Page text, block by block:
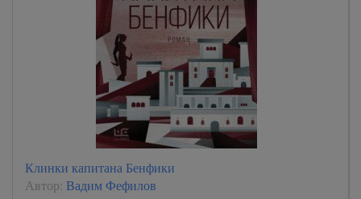
Клинки капитана Бенфики
Автор: Вадим Фефилов